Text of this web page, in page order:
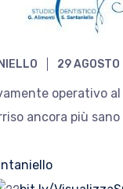
29
operativo al
ancora più